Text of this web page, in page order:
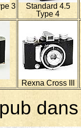
3
Standard 4.5
Type 4
Rexna Cross III